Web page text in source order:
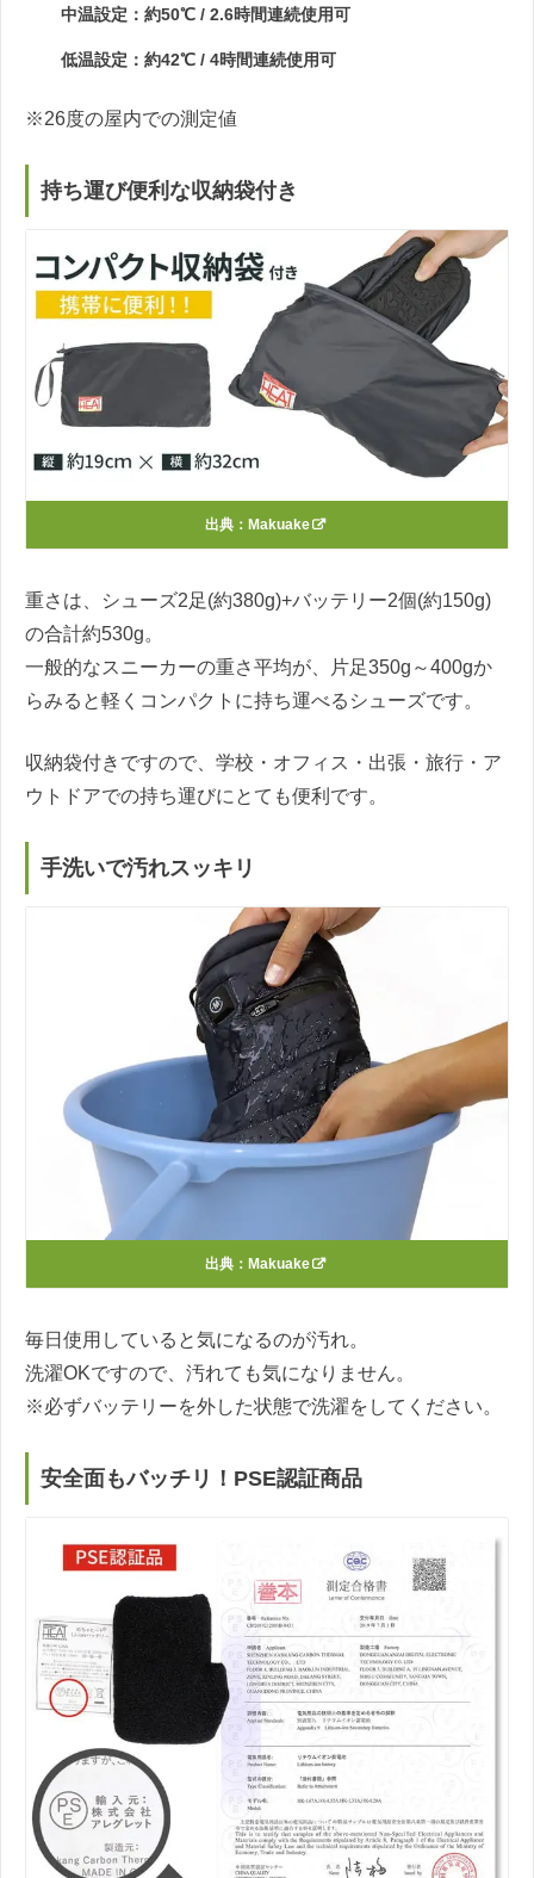
中温設定：約50℃ / 2.6時間連続使用可
低温設定：約42℃ / 4時間連続使用可
※26度の屋内での測定値
持ち運び便利な収納袋付き
出典： Makuake
重さは、シューズ2足(約380g)+バッテリー2個(約150g)
の合計約530g。
一般的なスニーカーの重さ平均が、片足350g～400gか
らみると軽くコンパクトに持ち運べるシューズです。
収納袋付きですので、学校・オフィス・出張・旅行・ア
ウトドアでの持ち運びにとても便利です。
手洗いで汚れスッキリ
出典： Makuake
毎日使用していると気になるのが汚れ。
洗濯OKですので、汚れても気になりません。
※必ずバッテリーを外した状態で洗濯をしてください。
安全面もバッチリ！PSE認証商品